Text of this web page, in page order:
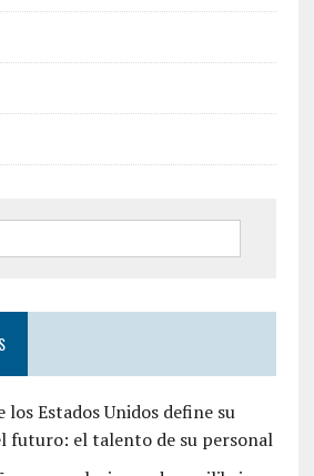
los Estados Unidos define su
futuro: el talento de su personal